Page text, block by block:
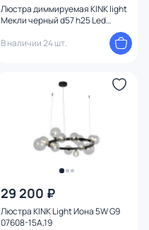
Люстра диммируемая KINK light
Мекли черный d57 h25 Led
3*12W+3*16W (4000К) с пультом
ДУ 07649-6D,19(4000K)
В наличии 24 шт.
29 200 ₽
Люстра KINK Light Иона 5W G9
07608-15A,19